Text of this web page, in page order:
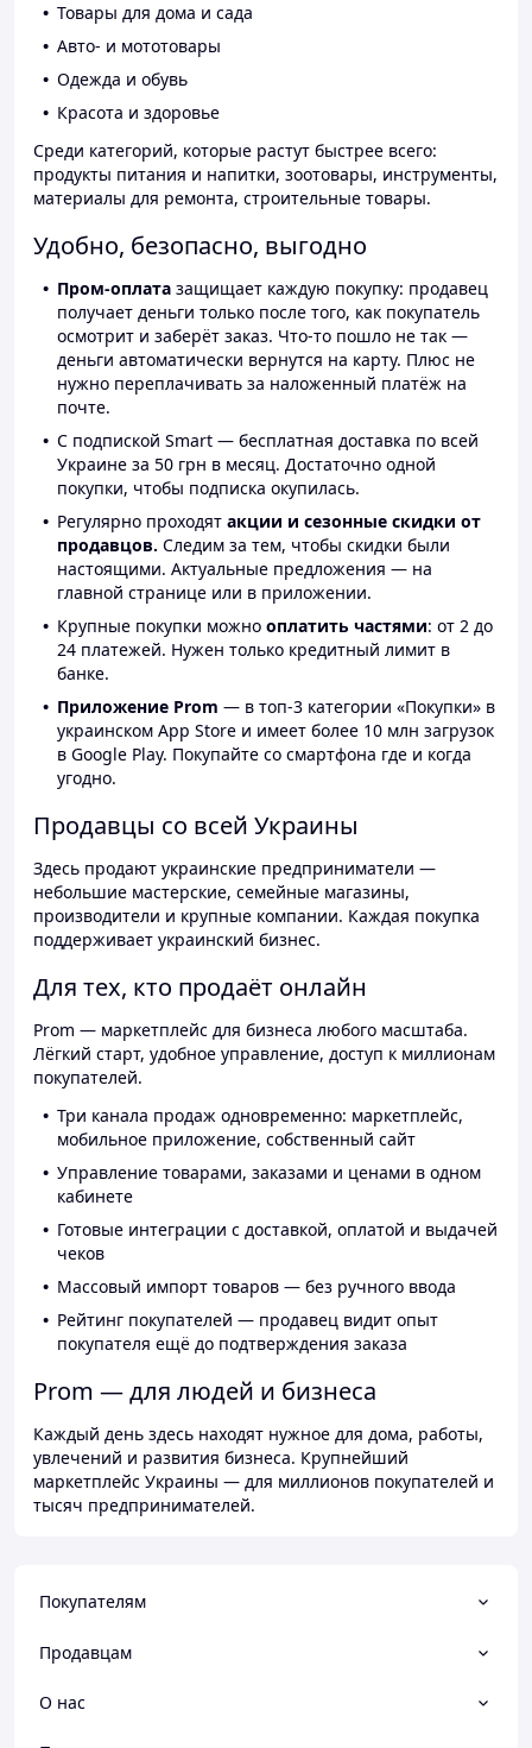
Товары для дома и сада
Авто- и мототовары
Одежда и обувь
Красота и здоровье
Среди категорий, которые растут быстрее всего:
продукты питания и напитки, зоотовары, инструменты,
материалы для ремонта, строительные товары.
Удобно, безопасно, выгодно
Пром-оплата защищает каждую покупку: продавец
получает деньги только после того, как покупатель
осмотрит и заберёт заказ. Что-то пошло не так —
деньги автоматически вернутся на карту. Плюс не
нужно переплачивать за наложенный платёж на
почте.
С подпиской Smart — бесплатная доставка по всей
Украине за 50 грн в месяц. Достаточно одной
покупки, чтобы подписка окупилась.
Регулярно проходят акции и сезонные скидки от
продавцов. Следим за тем, чтобы скидки были
настоящими. Актуальные предложения — на
главной странице или в приложении.
Крупные покупки можно оплатить частями: от 2 до
24 платежей. Нужен только кредитный лимит в
банке.
Приложение Prom — в топ-3 категории «Покупки» в
украинском App Store и имеет более 10 млн загрузок
в Google Play. Покупайте со смартфона где и когда
угодно.
Продавцы со всей Украины
Здесь продают украинские предприниматели —
небольшие мастерские, семейные магазины,
производители и крупные компании. Каждая покупка
поддерживает украинский бизнес.
Для тех, кто продаёт онлайн
Prom — маркетплейс для бизнеса любого масштаба.
Лёгкий старт, удобное управление, доступ к миллионам
покупателей.
Три канала продаж одновременно: маркетплейс,
мобильное приложение, собственный сайт
Управление товарами, заказами и ценами в одном
кабинете
Готовые интеграции с доставкой, оплатой и выдачей
чеков
Массовый импорт товаров — без ручного ввода
Рейтинг покупателей — продавец видит опыт
покупателя ещё до подтверждения заказа
Prom — для людей и бизнеса
Каждый день здесь находят нужное для дома, работы,
увлечений и развития бизнеса. Крупнейший
маркетплейс Украины — для миллионов покупателей и
тысяч предпринимателей.
Покупателям
Продавцам
О нас